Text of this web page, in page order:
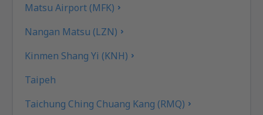
Matsu Airport (MFK)
Nangan Matsu (LZN)
Kinmen Shang Yi (KNH)
Taipeh
Taichung Ching Chuang Kang (RMQ)